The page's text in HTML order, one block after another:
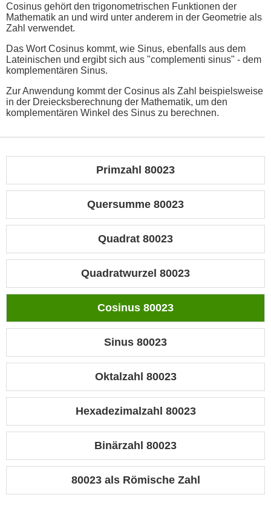
Cosinus gehört den trigonometrischen Funktionen der
Mathematik an und wird unter anderem in der Geometrie als
Zahl verwendet.
Das Wort Cosinus kommt, wie Sinus, ebenfalls aus dem
Lateinischen und ergibt sich aus "complementi sinus" - dem
komplementären Sinus.
Zur Anwendung kommt der Cosinus als Zahl beispielsweise
in der Dreiecksberechnung der Mathematik, um den
komplementären Winkel des Sinus zu berechnen.
Primzahl 80023
Quersumme 80023
Quadrat 80023
Quadratwurzel 80023
Cosinus 80023
Sinus 80023
Oktalzahl 80023
Hexadezimalzahl 80023
Binärzahl 80023
80023 als Römische Zahl